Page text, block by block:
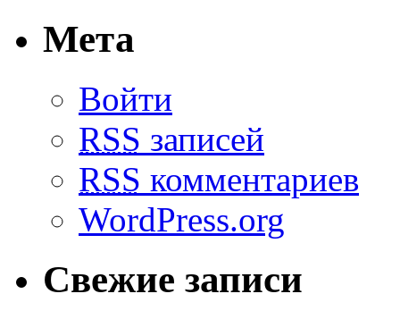
Мета
Войти
RSS записей
RSS комментариев
WordPress.org
Свежие записи